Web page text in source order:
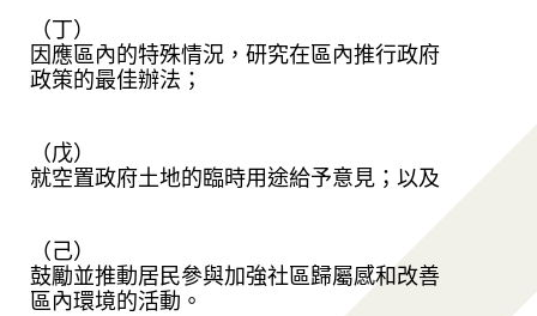
（丁）
因應區內的特殊情況，研究在區內推行政府
政策的最佳辦法；
（戊）
就空置政府土地的臨時用途給予意見；以及
（己）
鼓勵並推動居民參與加強社區歸屬感和改善
區內環境的活動。